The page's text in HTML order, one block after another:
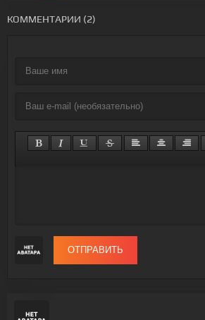
КОММЕНТАРИИ (2)
ОТПРАВИТЬ